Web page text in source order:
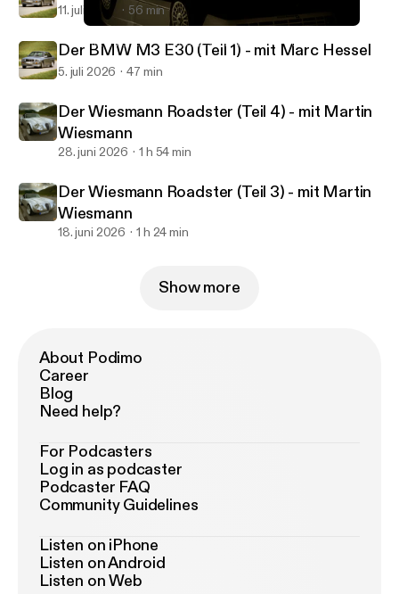
Motorikonen – die 100 besten Autos aller Zeiten
11. juli 2026 56 min
Der BMW M3 E30 (Teil 1) - mit Marc Hessel
5. juli 2026 47 min
Der Wiesmann Roadster (Teil 4) - mit Martin
Wiesmann
28. juni 2026 1 h 54 min
Der Wiesmann Roadster (Teil 3) - mit Martin
Wiesmann
18. juni 2026 1 h 24 min
Show more
About Podimo
Career
Blog
Need help?
For Podcasters
Log in as podcaster
Podcaster FAQ
Community Guidelines
Listen on iPhone
Listen on Android
Listen on Web